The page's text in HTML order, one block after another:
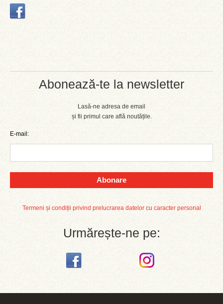
Abonează-te la newsletter
Lasă-ne adresa de email
și fii primul care află noutățile.
E-mail:
Abonare
Termeni și condiții privind prelucrarea datelor cu caracter personal
Urmărește-ne pe: